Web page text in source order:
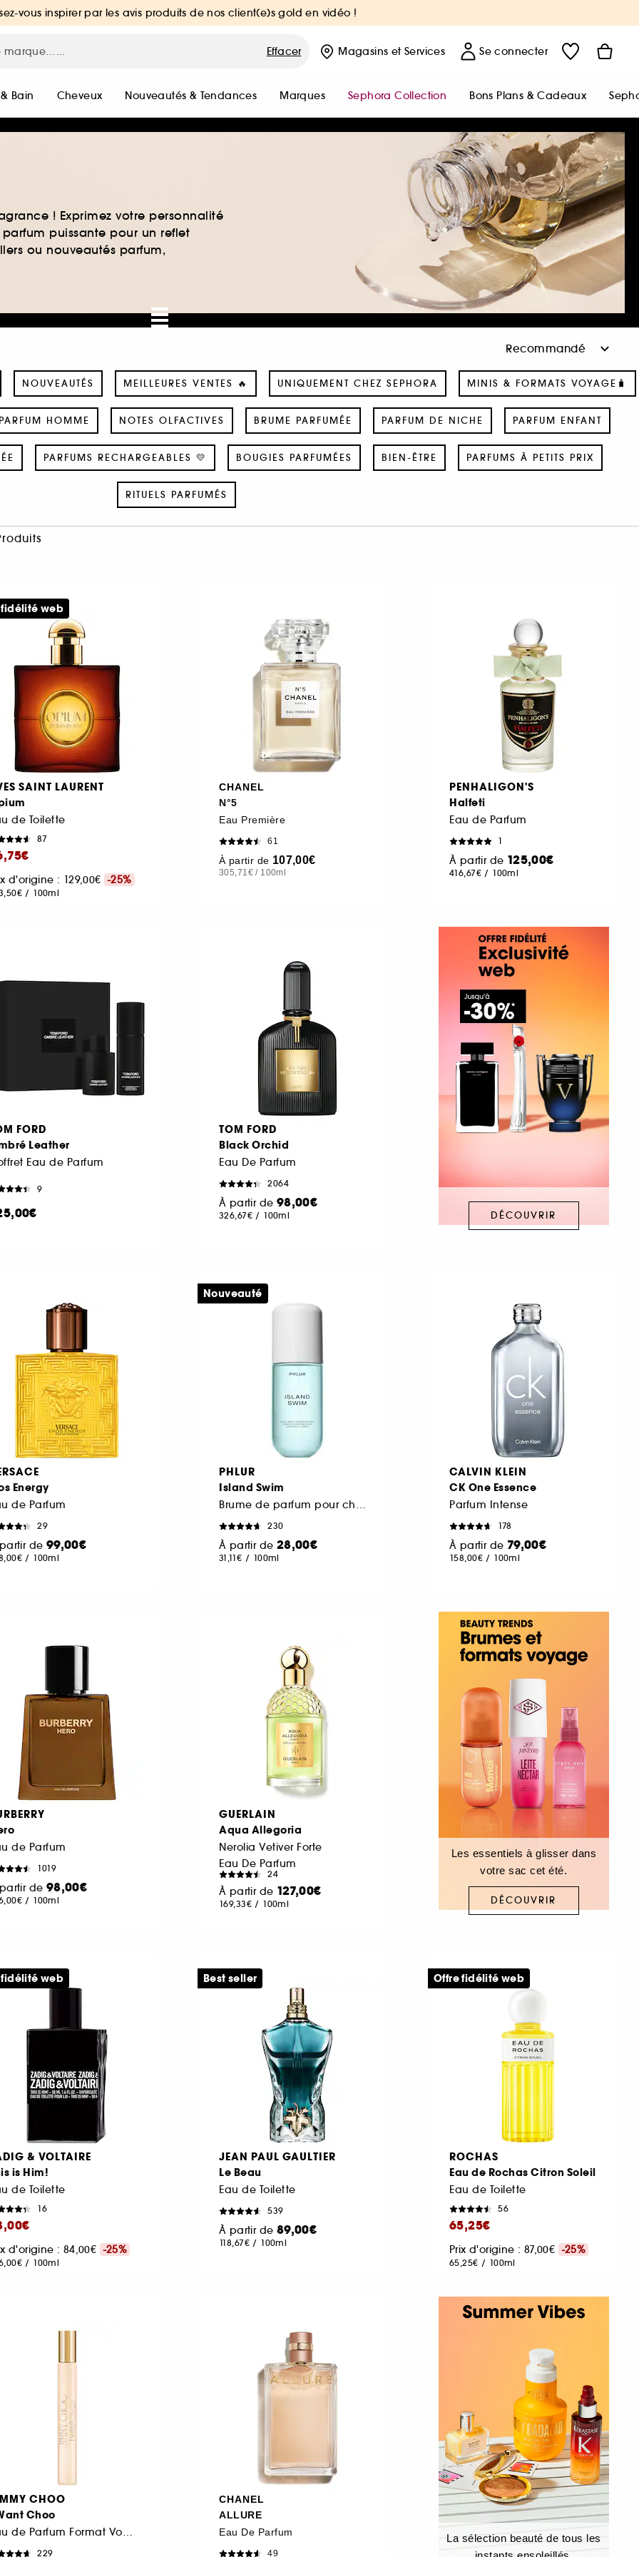
vous inspirer par les avis produits de nos client(e)s gold en vidéo !
Effacer Magasins et Services Se connecter
Bain Cheveux Nouveautés & Tendances Marques Sephora Collection Bons Plans & Cadeaux
! Exprimez votre personnalité
puissante pour un reflet
ou nouveautés parfum,
NOUVEAUTÉS MEILLEURES VENTES 🔥 UNIQUEMENT CHEZ SEPHORA MINIS & FORMATS VOYAGE🧳
PARFUM HOMME NOTES OLFACTIVES BRUME PARFUMÉE PARFUM DE NICHE PARFUM ENFANT
PARFUMS RECHARGEABLES 💛 BOUGIES PARFUMÉES BIEN-ÊTRE PARFUMS À PETITS PRIX
RITUELS PARFUMÉS
SAINT LAURENT
de Toilette
87
d'origine : 129,00€ -25%
/ 100ml
fidélité web
CHANEL
N°5
Eau Première
61
À partir de 107,00€
305,71€ / 100ml
PENHALIGON'S
Halfeti
Eau de Parfum
1
À partir de 125,00€
416,67€ / 100ml
FORD
Leather
Eau de Parfum
9
TOM FORD
Black Orchid
Eau De Parfum
2064
À partir de 98,00€
326,67€ / 100ml DÉCOUVRIR
Energy
de Parfum
29
de 99,00€
/ 100ml
PHLUR
Island Swim
230
À partir de 28,00€
31,11€ / 100ml
Nouveauté
CALVIN KLEIN
CK One Essence
Parfum Intense
178
À partir de 79,00€
158,00€ / 100ml
de Parfum
1019
de 98,00€
/ 100ml
GUERLAIN
Aqua Allegoria
Nerolia Vetiver Forte
Eau De Parfum
24
À partir de 127,00€
169,33€ / 100ml
Les essentiels à glisser dans
votre sac cet été.
DÉCOUVRIR
& VOLTAIRE
is Him!
de Toilette
16
d'origine : 84,00€ -25%
/ 100ml
fidélité web
JEAN PAUL GAULTIER
Le Beau
Eau de Toilette
539
À partir de 89,00€
118,67€ / 100ml
Best seller
ROCHAS
Eau de Rochas Citron Soleil
Eau de Toilette
56
65,25€
Prix d'origine : 87,00€ -25%
65,25€ / 100ml
Offre fidélité web
CHOO
Choo
229
CHANEL
ALLURE
Eau De Parfum
49
La sélection beauté de tous les